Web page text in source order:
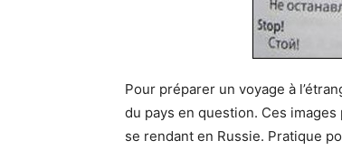
Pour préparer un voyage à
du pays en question. Ces
se rendant en Russie. Pratique